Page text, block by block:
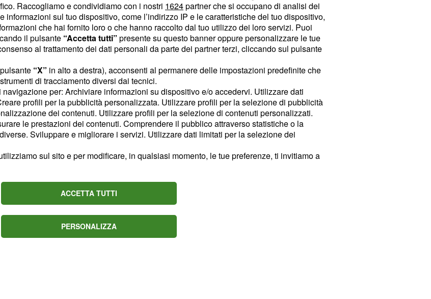
l’ultima
arrivata nelle
diNairo
il 25° ed ultimo
diminuzione di tre
La Movistar ha
Il più
pone come
Quintana. Gli
di sostegno ai
di Jaime
del
Raccogliamo e condividiamo con i nostri 1624partner che si occupano di analisi dei
sul tuo dispositivo, come l’indirizzo IP e le caratteristiche del tuo dispositivo,
che hai fornito loro o che hanno raccolto dal tuo utilizzo dei loro servizi. Puoi
il pulsante “Accetta tutti” presente su questo banner oppure personalizzare le tue
al trattamento dei dati personali da parte dei partner terzi, cliccando sul pulsante
“X” in alto a destra), acconsenti al permanere delle impostazioni predefinite che
di tracciamento diversi dai tecnici.
per: Archiviare informazioni su dispositivo e/o accedervi. Utilizzare dati
profili per la pubblicità personalizzata. Utilizzare profili per la selezione di pubblicità
dei contenuti. Utilizzare profili per la selezione di contenuti personalizzati.
le prestazioni dei contenuti. Comprendere il pubblico attraverso statistiche o la
Sviluppare e migliorare i servizi. Utilizzare dati limitati per la selezione dei
sul sito e per modificare, in qualsiasi momento, le tue preferenze, ti invitiamo a
ACCETTA TUTTI
PERSONALIZZA